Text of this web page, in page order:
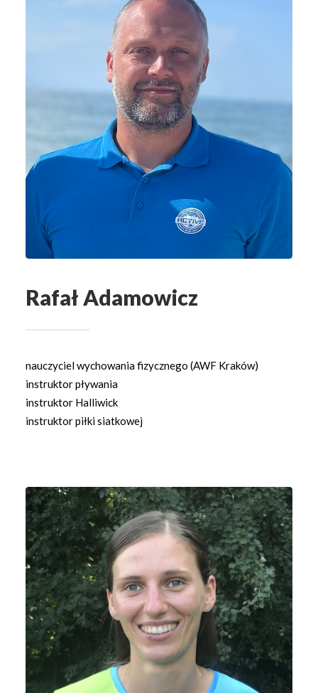
Rafał Adamowicz
nauczyciel wychowania fizycznego (AWF Kraków)
instruktor pływania
instruktor Halliwick
instruktor piłki siatkowej